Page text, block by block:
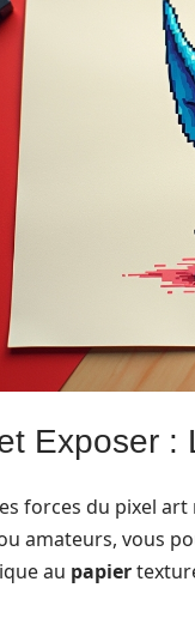
Exposer :
forces du pixel
amateurs, vous
au papier